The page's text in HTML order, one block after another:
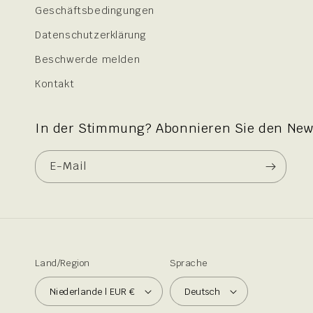
Geschäftsbedingungen
Datenschutzerklärung
Beschwerde melden
Kontakt
In der Stimmung? Abonnieren Sie den
E-Mail
Land/Region
Niederlande | EUR €
Sprache
Deutsch